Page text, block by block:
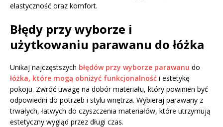
elastyczność oraz komfort.
Błędy przy wyborze i
użytkowaniu parawanu do łóżka
Unikaj najczęstszych błędów przy wyborze parawanu do
łóżka, które mogą obniżyć funkcjonalność i estetykę
pokoju. Zwróć uwagę na dobór materiału, który powinien być
odpowiedni do potrzeb i stylu wnętrza. Wybieraj parawany z
trwałych, łatwych do czyszczenia materiałów, które utrzymują
estetyczny wygląd przez długi czas.